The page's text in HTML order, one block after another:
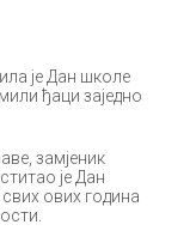
је Дан школе
ђаци заједно
замјеник
је Дан
ових година